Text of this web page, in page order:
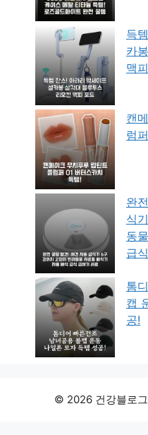
득
카
맥
캔
럼
완
식
동
급
톰
캡
공!
© 2026 건강블로